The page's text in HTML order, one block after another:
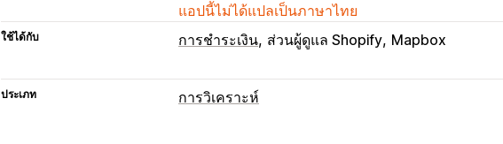
แอปนี้ไม่ได้แปลเป็นภาษาไทย
ใช้ได้กับ การชำระเงิน ส่วนผู้ดูแล Shopify Mapbox
ประเภท การวิเคราะห์